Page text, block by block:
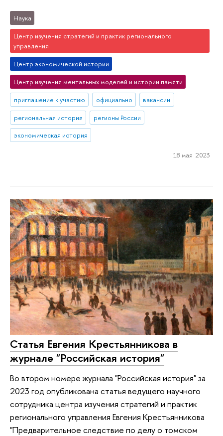
Наука
Центр изучения стратегий и практик регионального
управления
Центр экономической истории
Центр изучения ментальных моделей и истории памяти
приглашение к участию
официально
вакансии
региональная история
регионы России
экономическая история
18 мая 2023
Статья Евгения Крестьянникова в
журнале "Российская история"
Во втором номере журнала "Российская история" за
2023 год опубликована статья ведущего научного
сотрудника центра изучения стратегий и практик
регионального управления Евгения Крестьянникова
"Предварительное следствие по делу о томском